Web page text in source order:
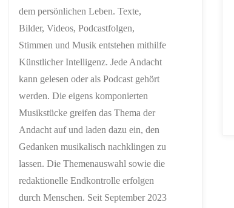
dem persönlichen Leben. Texte,
Bilder, Videos, Podcastfolgen,
Stimmen und Musik entstehen mithilfe
Künstlicher Intelligenz. Jede Andacht
kann gelesen oder als Podcast gehört
werden. Die eigens komponierten
Musikstücke greifen das Thema der
Andacht auf und laden dazu ein, den
Gedanken musikalisch nachklingen zu
lassen. Die Themenauswahl sowie die
redaktionelle Endkontrolle erfolgen
durch Menschen. Seit September 2023